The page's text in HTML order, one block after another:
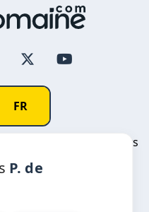
FR
SARL © All rights
| IF: 06980545 |
P. de